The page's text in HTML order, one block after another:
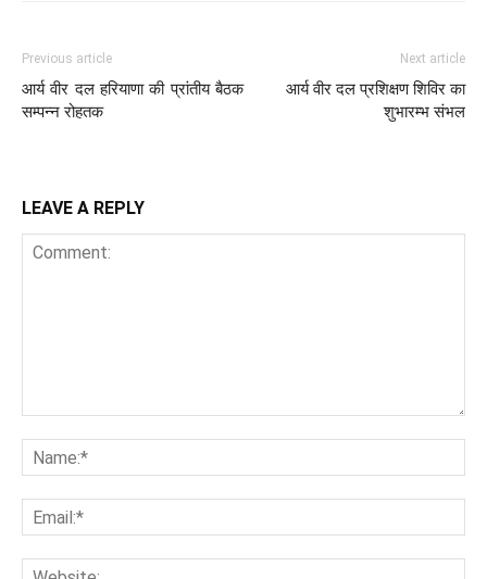
Previous article
आर्य वीर दल हरियाणा की प्रांतीय बैठक
सम्पन्न रोहतक
Next article
आर्य वीर दल प्रशिक्षण शिविर का
शुभारम्भ संभल
LEAVE A REPLY